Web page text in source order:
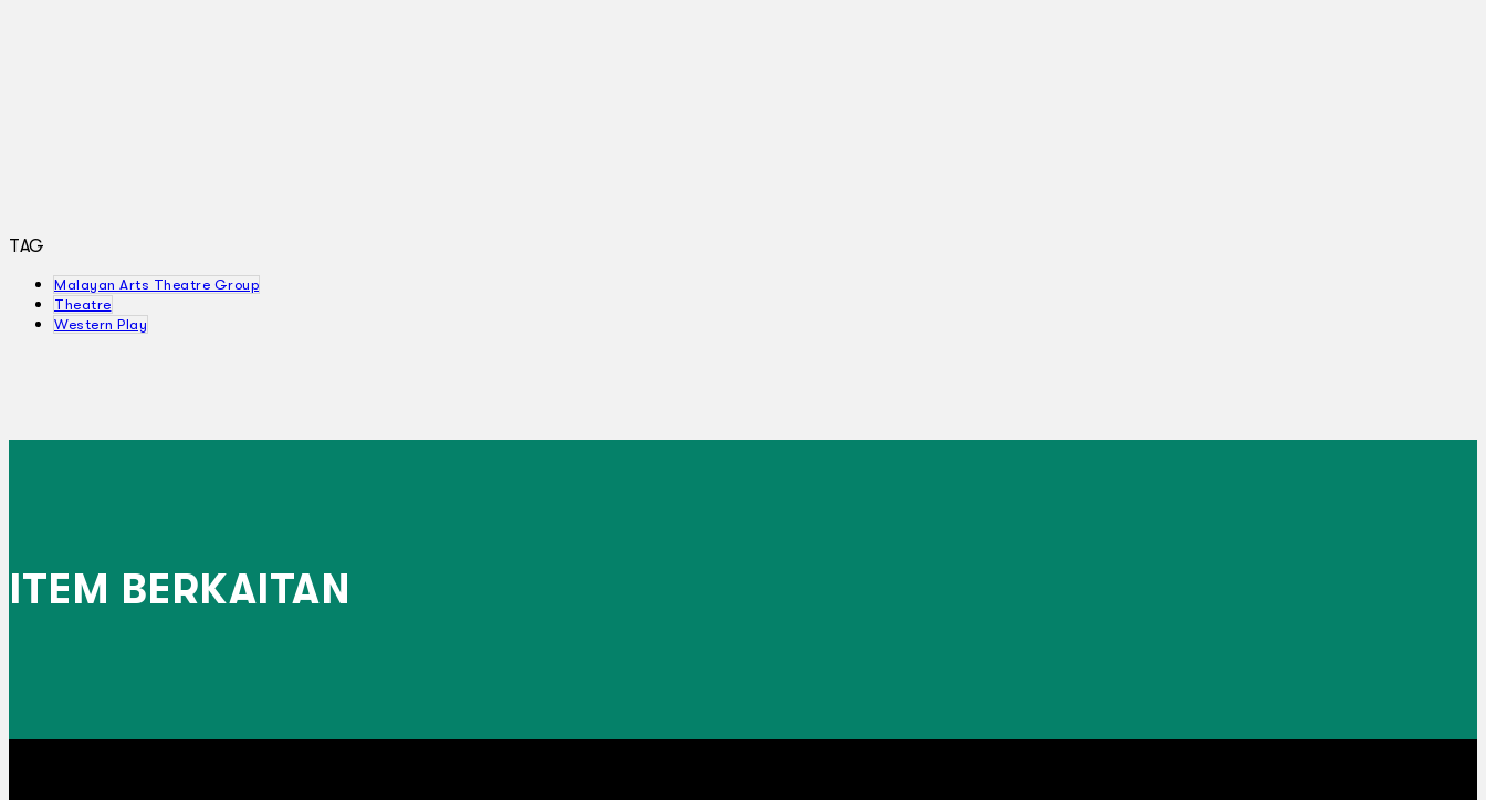
TAG
Malayan Arts Theatre Group
Theatre
Western Play
ITEM BERKAITAN